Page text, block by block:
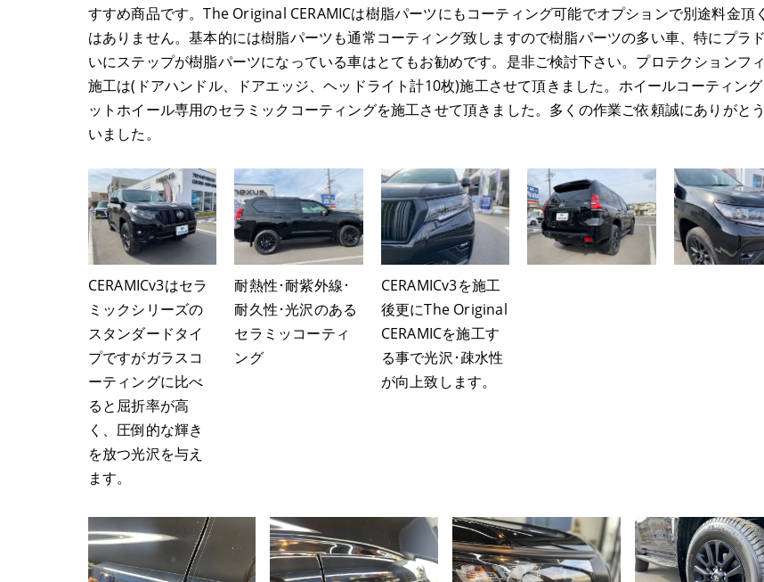
すすめ商品です。The Original CERAMICは樹脂パーツにもコーティング可能でオプションで別途料金頂
はありません。基本的には樹脂パーツも通常コーティング致しますので樹脂パーツの多い車、特にプラ
いにステップが樹脂パーツになっている車はとてもお勧めです。是非ご検討下さい。プロテクションフ
施工は(ドアハンドル、ドアエッジ、ヘッドライト計10枚)施工させて頂きました。ホイールコーティン
ットホイール専用のセラミックコーティングを施工させて頂きました。多くの作業ご依頼誠にありがと
いました。
CERAMICv3はセラ
ミックシリーズの
スタンダードタイ
プですがガラスコ
ーティングに比べ
ると屈折率が高
く、圧倒的な輝き
を放つ光沢を与え
ます。
耐熱性･耐紫外線･
耐久性･光沢のある
セラミッコーティ
ング
CERAMICv3を施工
後更にThe Original
CERAMICを施工す
る事で光沢･疎水性
が向上致します。